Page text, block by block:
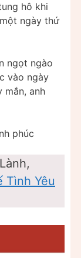
hô khi
ngày thứ
ngọt ngào
vào ngày
mắn, anh
phúc
Tình Yêu